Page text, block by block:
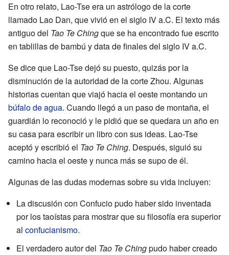
En otro relato, Lao-Tse era un astrólogo de la corte
llamado Lao Dan, que vivió en el siglo IV a.C. El texto más
antiguo del Tao Te Chingque se ha encontrado fue escrito
en tablillas de bambú y data de finales del siglo IV a.C.
Se dice que Lao-Tse dejó su puesto, quizás por la
disminución de la autoridad de la corte Zhou. Algunas
historias cuentan que viajó hacia el oeste montando un
búfalo de agua. Cuando llegó a un paso de montaña, el
guardián lo reconoció y le pidió que se quedara un año en
su casa para escribir un libro con sus ideas. Lao-Tse
aceptó y escribió el Tao Te Ching. Después, siguió su
camino hacia el oeste y nunca más se supo de él.
Algunas de las dudas modernas sobre su vida incluyen:
La discusión con Confucio pudo haber sido inventada
por los taoístas para mostrar que su filosofía era superior
al confucianismo.
El verdadero autor del Tao Te Chingpudo haber creado